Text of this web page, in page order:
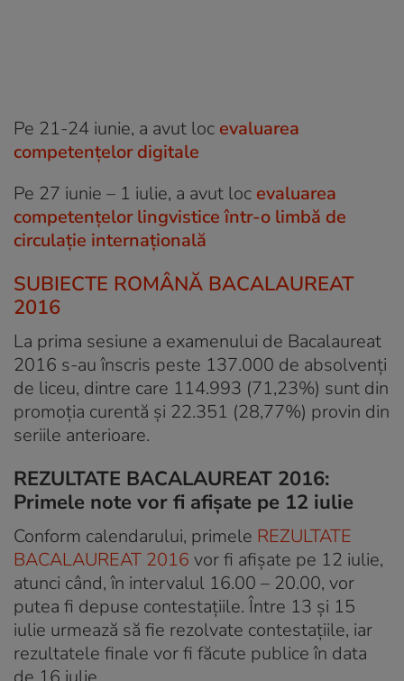
Pe 21-24 iunie, a avut loc evaluarea
competenţelor digitale
Pe 27 iunie – 1 iulie, a avut loc evaluarea
competenţelor lingvistice într-o limbă de
circulaţie internaţională
SUBIECTE ROMÂNĂ BACALAUREAT
2016
La prima sesiune a examenului de Bacalaureat
2016 s-au înscris peste 137.000 de absolvenţi
de liceu, dintre care 114.993 (71,23%) sunt din
promoţia curentă şi 22.351 (28,77%) provin din
seriile anterioare.
REZULTATE BACALAUREAT 2016:
Primele note vor fi afișate pe 12 iulie
Conform calendarului, primele REZULTATE
BACALAUREAT 2016 vor fi afişate pe 12 iulie,
atunci când, în intervalul 16.00 – 20.00, vor
putea fi depuse contestaţiile. Între 13 și 15
iulie urmează să fie rezolvate contestaţiile, iar
rezultatele finale vor fi făcute publice în data